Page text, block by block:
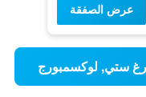
عرض الصفقة